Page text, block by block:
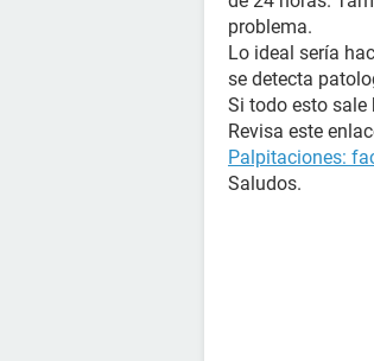
problema.
Lo ideal sería
se detecta
Si todo esto sale
Revisa este
Palpitaciones:
Saludos.